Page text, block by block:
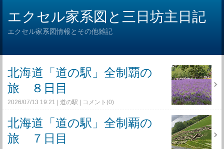
エクセル家系図と三日坊主日記
エクセル家系図情報とその他雑記
北海道「道の駅」全制覇の
旅 ８日目
2026/07/13 19:21 道の駅 コメント(0)
北海道「道の駅」全制覇の
旅 ７日目